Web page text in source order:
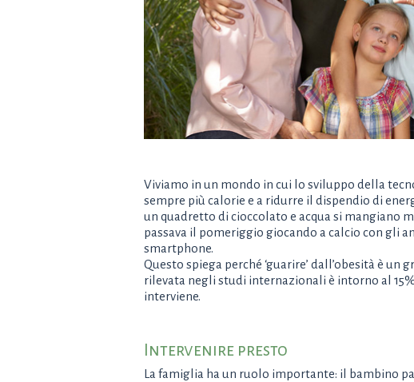
Viviamo in un mondo in cui lo sviluppo della
sempre più calorie e a ridurre il dispendio di
un quadretto di cioccolato e acqua si mangiano
passava il pomeriggio giocando a calcio con gli
smartphone.
Questo spiega perché ‘guarire’ dall’obesità è un
rilevata negli studi internazionali è intorno al
interviene.
Intervenire presto
La famiglia ha un ruolo importante: il bambino